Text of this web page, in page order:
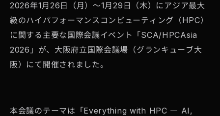
2026年1月26日（月）～1月29日（木）にアジア最大
級のハイパフォーマンスコンピューティング（HPC）
に関する主要な国際会議イベント「SCA/HPCAsia
2026」が、大阪府立国際会議場（グランキューブ大
阪）にて開催されました。
本会議のテーマは「Everything with HPC ― AI,